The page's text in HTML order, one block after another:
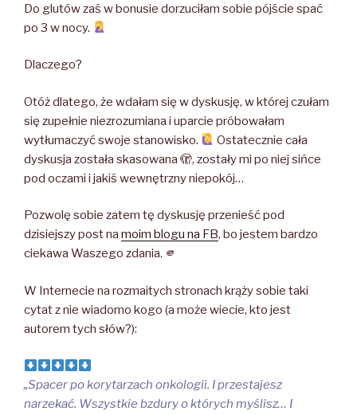
Do glutów zaś w bonusie dorzuciłam sobie pójście spać
po 3 w nocy.
Dlaczego?
Otóż dlatego, że wdałam się w dyskusję, w której czułam
się zupełnie niezrozumiana i uparcie próbowałam
wytłumaczyć swoje stanowisko.
Ostatecznie cała
dyskusja została skasowana 🫣, zostały mi po niej sińce
pod oczami i jakiś wewnętrzny niepokój…
Pozwolę sobie zatem tę dyskusję przenieść pod
dzisiejszy post na moim blogu na FB, bo jestem bardzo
ciekawa Waszego zdania. 🫵
W Internecie na rozmaitych stronach krąży sobie taki
cytat z nie wiadomo kogo (a może wiecie, kto jest
autorem tych słów?):
„Spacer po korytarzach onkologii. I przestajesz
narzekać. Wszystkie bzdury o których myślisz… I